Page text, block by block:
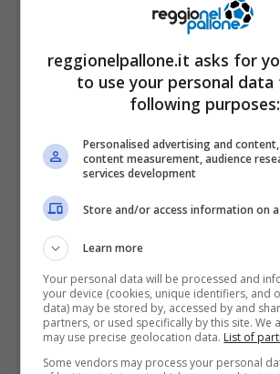
leva proprio sulle condizioni
vantaggiose per il
situazione nello spogliatoio
tutt’altro che serena. Le parole di
Martinezhanno reso evidente
interna difficile da ricucire. La
Calhanoglu appare sempre più
anche alla luce di un
20 che ha alimentato ulteriori
reggionelpallone.it asks for
to use your personal
following purposes:
Personalised advertising and
content measurement, audience
services development
Store and/or access information on
Learn more
Your personal data will be processed and
your device (cookies, unique identifiers, and
data) may be stored by, accessed by and
partners, or used specifically by this site. We
may use precise geolocation data. List of
Some vendors may process your personal